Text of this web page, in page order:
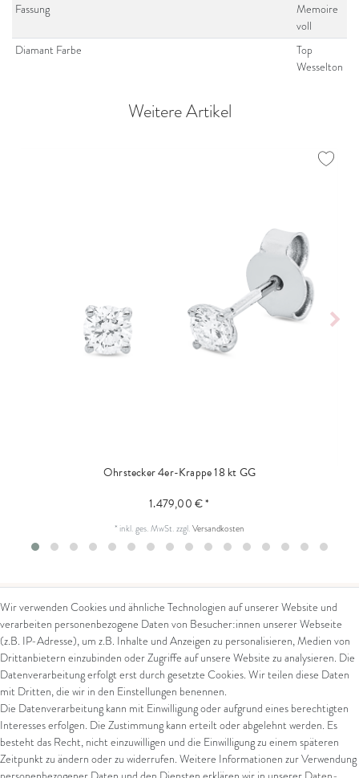
Fassung
Memoire
voll
Diamant Farbe
Top
Wesselton
Weitere Artikel
Ohrstecker 4er-Krappe 18 kt GG
1.479,00 € *
* inkl. ges. MwSt.zzgl.Versandkosten
Kontakt
Kontaktformular
Arena in Arte GmbH
Marktgasse 2,
8600 Dübendorf
Tel: +41 44 821 60 40
Rechtliches
AGB
Impressum
Datenschutz
Widerrufsrecht
Zahlung und Versand
Widerrufsformular
Wir verwenden Cookies und ähnliche Technologien auf unserer Website und
verarbeiten personenbezogene Daten von Besucher:innen unserer Webseite
(z.B. IP-Adresse), um z.B. Inhalte und Anzeigen zu personalisieren, Medien von
Drittanbietern einzubinden oder Zugriffe auf unsere Website zu analysieren. Die
Datenverarbeitung erfolgt erst durch gesetzte Cookies. Wir teilen diese Daten
mit Dritten, die wir in den Einstellungen benennen.
Die Datenverarbeitung kann mit Einwilligung oder aufgrund eines berechtigten
Interesses erfolgen. Die Zustimmung kann erteilt oder abgelehnt werden. Es
besteht das Recht, nicht einzuwilligen und die Einwilligung zu einem späteren
Zeitpunkt zu ändern oder zu widerrufen. Weitere Informationen zur Verwendung